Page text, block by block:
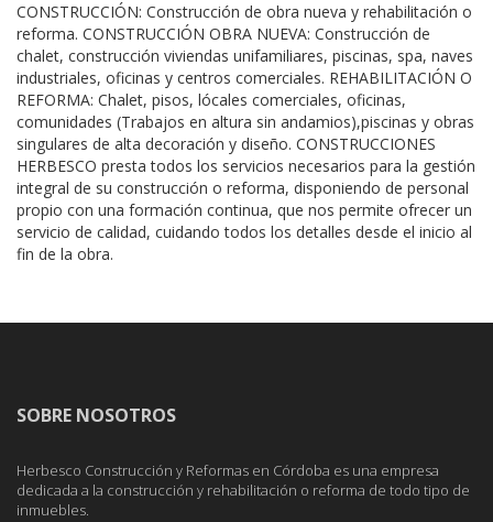
CONSTRUCCIÓN: Construcción de obra nueva y rehabilitación o
reforma. CONSTRUCCIÓN OBRA NUEVA: Construcción de
chalet, construcción viviendas unifamiliares, piscinas, spa, naves
industriales, oficinas y centros comerciales. REHABILITACIÓN O
REFORMA: Chalet, pisos, lócales comerciales, oficinas,
comunidades (Trabajos en altura sin andamios),piscinas y obras
singulares de alta decoración y diseño. CONSTRUCCIONES
HERBESCO presta todos los servicios necesarios para la gestión
integral de su construcción o reforma, disponiendo de personal
propio con una formación continua, que nos permite ofrecer un
servicio de calidad, cuidando todos los detalles desde el inicio al
fin de la obra.
SOBRE NOSOTROS
Herbesco Construcción y Reformas en Córdoba es una empresa
dedicada a la construcción y rehabilitación o reforma de todo tipo de
inmuebles.